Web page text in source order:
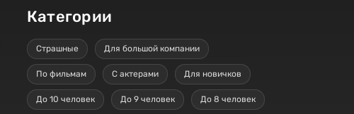
Категории
Страшные Для большой компании
По фильмам С актерами Для новичков
До 10 человек До 9 человек До 8 человек